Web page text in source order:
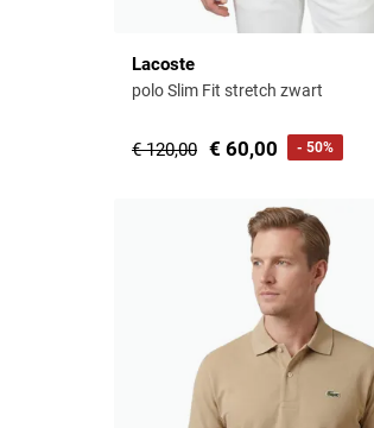
Lacoste
polo Slim Fit stretch zwart
€ 120,00 € 60,00 - 50%